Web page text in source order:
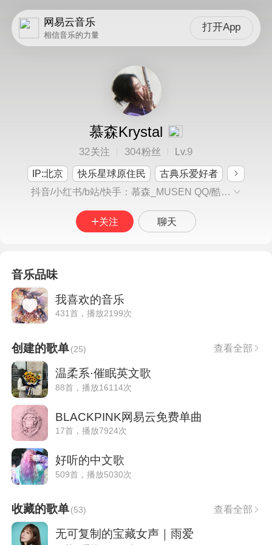
网易云音乐
相信音乐的力量
打开App
慕森Krystal
32关注 304粉丝 Lv.9
IP:北京 快乐星球原住民
古典乐爱好者
抖音/小红书/b站/快手：慕森_MUSEN QQ/酷狗/酷我：慕森
关注 聊天
音乐品味
我喜欢的音乐
431首，播放2199次
创建的歌单(25) 查看全部
温柔系·催眠英文歌
88首，播放16114次
BLACKPINK网易云免费单曲
17首，播放7924次
好听的中文歌
509首，播放5030次
收藏的歌单(53) 查看全部
无可复制的宝藏女声｜雨爱